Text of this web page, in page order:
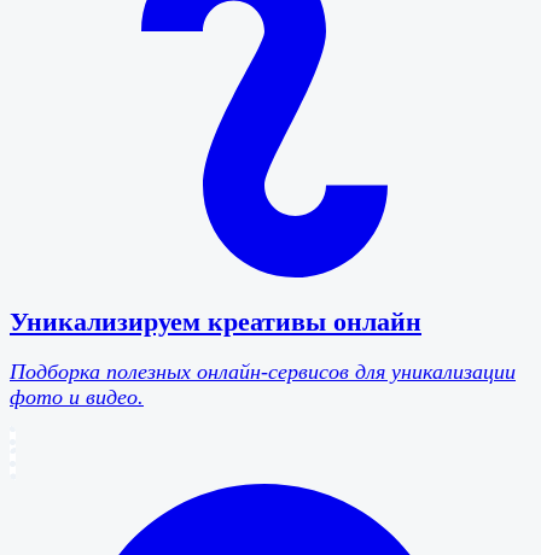
Уникализируем креативы онлайн
Подборка полезных онлайн-сервисов для уникализации
фото и видео.